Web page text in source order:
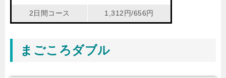
2日間コース 1,312円/656円
まごころダブル